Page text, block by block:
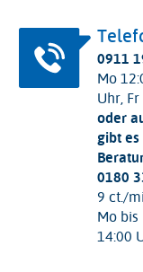
0911
Mo
Uhr,
oder
gibt
0180
9 ct./
Mo bis
14:00